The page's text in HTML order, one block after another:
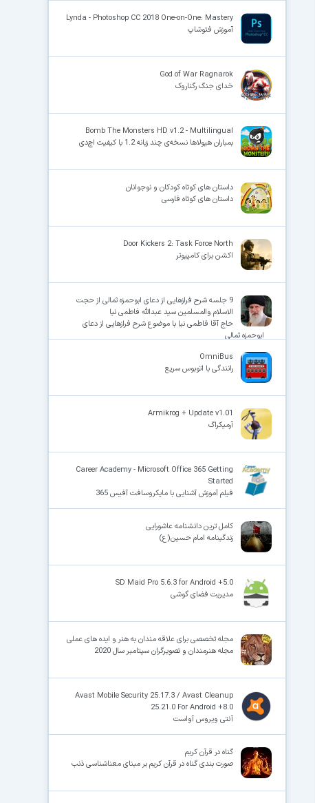
Lynda - Photoshop CC 2018 One-on-One: Mastery
آموزش فتوشاپ
God of War Ragnarok
خدای جنگ رگناروک
Bomb The Monsters HD v1.2 - Multilingual
بمباران هیولاها نسخه‌ی چند زبانه 1.2 با کیفیت اچ‌دی
داستان های کوتاه کودکان و نوجوانان
داستان های کوتاه فارسی
Door Kickers 2: Task Force North
اکشن برای کامپیوتر
9 جلسه شرح فرازهایی از دعای ابوحمزه ثمالی از حجت
الاسلام والمسلمین سید عبدالله فاطمی نیا
حاج آقا فاطمی نیا با موضوع شرح فرازهایی از دعای
ابوحمزه ثمالی
OmniBus
رانندگی با اتوبوس سریع
Armikrog + Update v1.01
آرمیکراگ
Career Academy - Microsoft Office 365 Getting
Started
فیلم آموزش آشنایی با مایکروسافت آفیس 365
کامل ترین دانشنامه عاشورایی
زندگینامه امام حسین(ع)
SD Maid Pro 5.6.3 for Android +5.0
مدیریت فضای گوشی
مجله تخصصی برای علاقه مندان به هنر و ایده های عملی
مجله هنرمندان و تصویرگران سپتامبر سال 2020
Avast Mobile Security 25.17.3 / Avast Cleanup
25.21.0 For Android +8.0
آنتی ویروس آواست
گناه در قرآن کریم
صورت بندی گناه در قرآن کریم بر مبنای معناشناسی ذنب